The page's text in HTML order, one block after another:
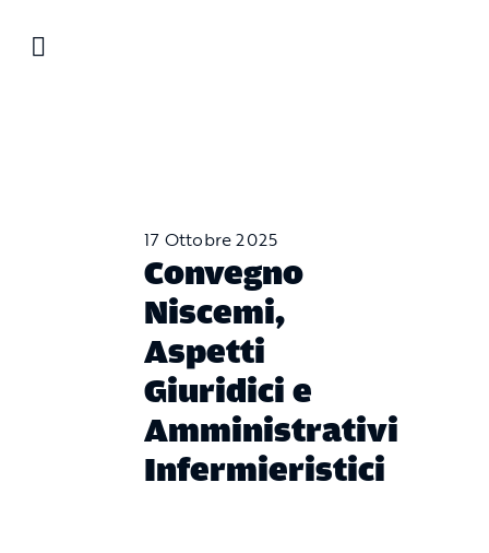
17 Ottobre 2025
Convegno
Niscemi,
Aspetti
Giuridici e
Amministrativi
Infermieristici